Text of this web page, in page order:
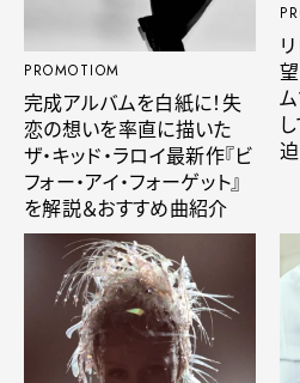
PROMOTIOM
完成アルバムを白紙に！失
恋の想いを率直に描いた
ザ・キッド・ラロイ最新作『ビ
フォー・アイ・フォーゲット』
を解説＆おすすめ曲紹介